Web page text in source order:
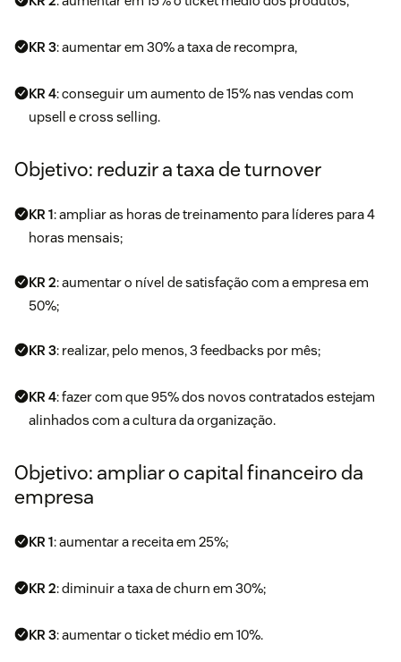
KR 3: aumentar em 30% a taxa de recompra,
KR 4: conseguir um aumento de 15% nas vendas com
upsell e cross selling.
Objetivo: reduzir a taxa de turnover
KR 1: ampliar as horas de treinamento para líderes para 4
horas mensais;
KR 2: aumentar o nível de satisfação com a empresa em
50%;
KR 3: realizar, pelo menos, 3 feedbacks por mês;
KR 4: fazer com que 95% dos novos contratados estejam
alinhados com a cultura da organização.
Objetivo: ampliar o capital financeiro da
empresa
KR 1: aumentar a receita em 25%;
KR 2: diminuir a taxa de churn em 30%;
KR 3: aumentar o ticket médio em 10%.